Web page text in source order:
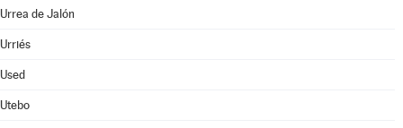
Urrea de Jalón
Urriés
Used
Utebo